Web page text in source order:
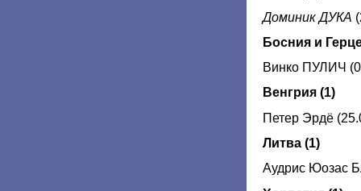
Доминик ДУКА
Босния и
Винко ПУЛИЧ
Венгрия (1)
Петер Эрдё
Литва (1)
Аудрис Юозас